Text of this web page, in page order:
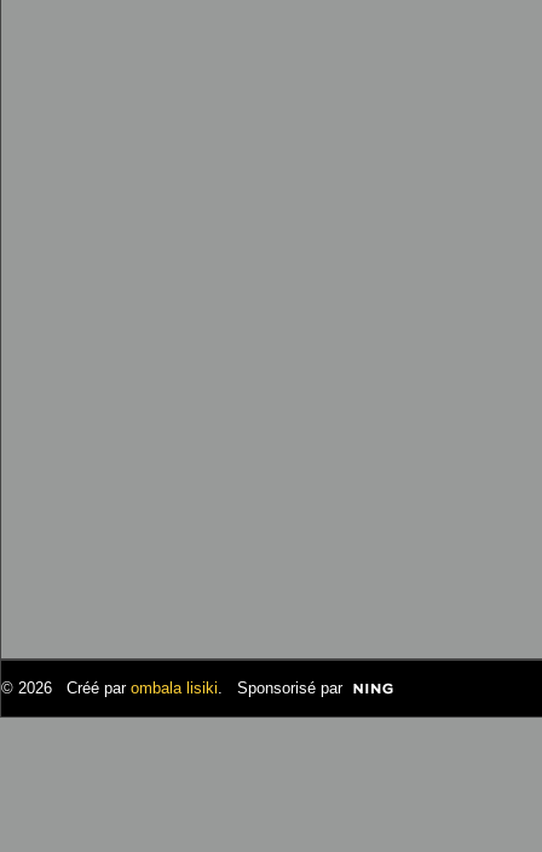
© 2026 Créé par ombala lisiki. Sponsorisé par